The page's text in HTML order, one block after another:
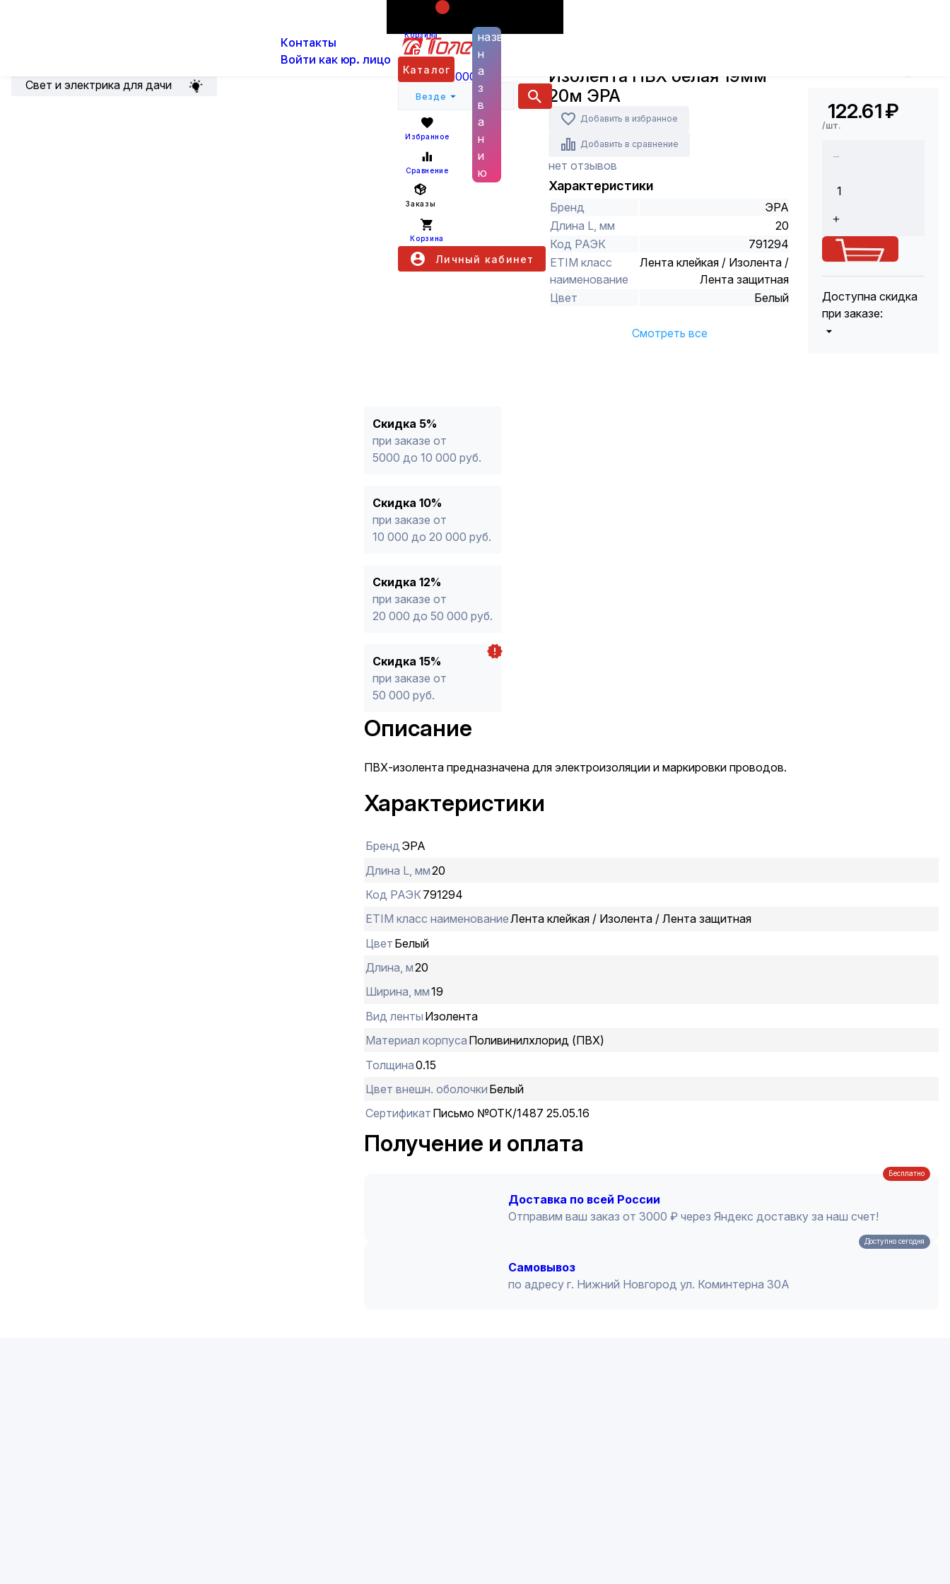
Контакты
Войти как юр. лицо
Корзина
+7 (800) 6000 600
Каталог
Везде
названию
н
а
з
в
а
н
и
ю
Избранное
Сравнение
Заказы
Корзина
Личный кабинет
Свет и электрика для дачи
Каталог Инструменты, хозтовары и клеи
Изолента ПВХ белая 19мм
20м ЭРА
Добавить в избранное
Добавить в сравнение
нет отзывов
Характеристики
Бренд
ЭРА
Длина L, мм
20
Код РАЭК
791294
ETIM класс
наименование
Лента клейкая / Изолента /
Лента защитная
Цвет
Белый
Смотреть все
122.61₽
/шт.
Доступна скидка
при заказе:
Скидка 5%
при заказе от
5000 до 10 000 руб.
Скидка 10%
при заказе от
10 000 до 20 000 руб.
Скидка 12%
при заказе от
20 000 до 50 000 руб.
Скидка 15%
при заказе от
50 000 руб.
Описание
ПВХ-изолента предназначена для электроизоляции и маркировки проводов.
Характеристики
Бренд ЭРА
Длина L, мм20
Код РАЭК 791294
ETIM класс наименованиеЛента клейкая / Изолента / Лента защитная
Цвет Белый
Длина, м20
Ширина, мм19
Вид ленты Изолента
Материал корпуса Поливинилхлорид (ПВХ)
Толщина0.15
Цвет внешн. оболочки Белый
Сертификат Письмо №ОТК/1487 25.05.16
Получение и оплата
Бесплатно
Доставка по всей России
Отправим ваш заказ от 3000 ₽ через Яндекс доставку за наш счет!
Доступно сегодня
Cамовывоз
по адресу г. Нижний Новгород ул. Коминтерна 30А